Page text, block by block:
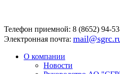
Телефон приемной: 8 (8652) 94-
Электронная почта:
О компании
Новости